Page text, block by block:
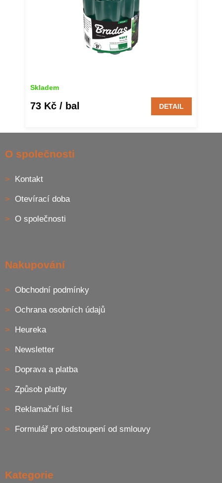
Skladem
73 Kč / bal DETAIL
O společnosti
Kontakt
Otevírací doba
O společnosti
Nakupování
Obchodní podmínky
Ochrana osobních údajů
Heureka
Newsletter
Doprava a platba
Způsob platby
Reklamační list
Formulář pro odstoupení od smlouvy
Kategorie